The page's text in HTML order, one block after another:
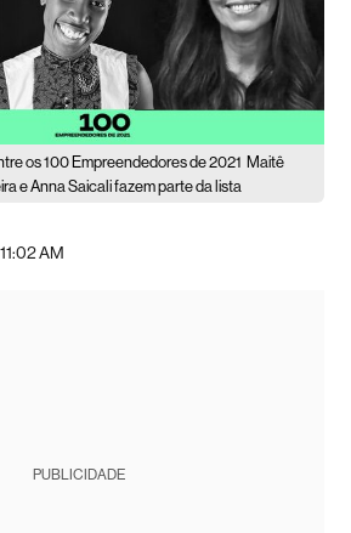
os 100 Empreendedores de 2021 Maitê
e Anna Saicali fazem parte da lista
AM
PUBLICIDADE